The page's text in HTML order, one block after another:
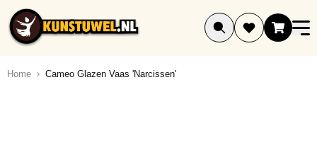
Ga naar de inhoud
Home Cameo Glazen Vaas 'Narcissen'